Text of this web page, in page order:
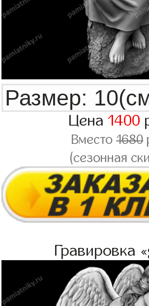
Цена 1400
Вместо1680
(сезонная
Гравировка